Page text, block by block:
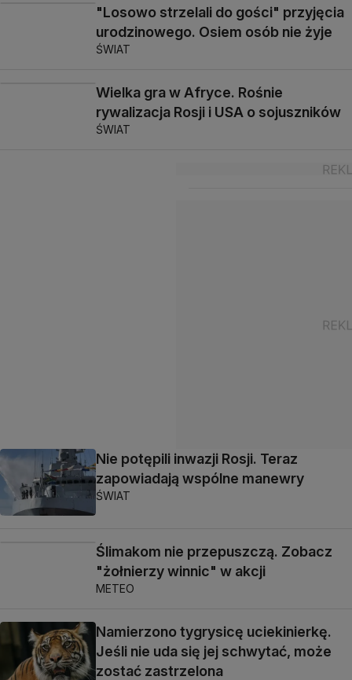
"Losowo strzelali do gości" przyjęcia
urodzinowego. Osiem osób nie żyje
ŚWIAT
Wielka gra w Afryce. Rośnie
rywalizacja Rosji i USA o sojuszników
ŚWIAT
Nie potępili inwazji Rosji. Teraz
zapowiadają wspólne manewry
ŚWIAT
Ślimakom nie przepuszczą. Zobacz
"żołnierzy winnic" w akcji
METEO
Namierzono tygrysicę uciekinierkę.
Jeśli nie uda się jej schwytać, może
zostać zastrzelona